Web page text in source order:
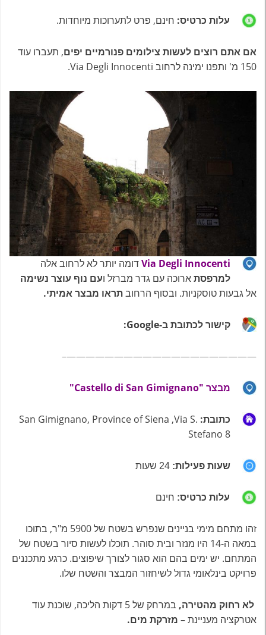
עלות כרטיס: חינם, פרט לתערוכות מיוחדות.
אם אתם רוצים לעשות צילומים פנורמיים יפים, תעברו עוד
150 מ' ותפנו ימינה לרחוב Via Degli Innocenti.
Via Degli Innocentiדומה יותר לא לרחוב אלה
למרפסתארוכה עם גדר מברזל ועם נוף עוצר נשימה
אל גבעות טוסקניות. ובסוף הרחובתראו מבצר אמיתי.
קישור לכתובת ב-Google:
————————————————————–
מבצר "Castello di San Gimignano"
כתובת: San Gimignano, Province of Siena ,Via S.
Stefano 8
שעות פעילות:
עלות כרטיס: חינם
זהו מתחם מימי בניינים שנפרש בשטח של 5900 מ"ר, בתוכו
במאה ה-14 היו מנזר ובית סוהר. תוכלו לעשות סיור בשטח של
המתחם. יש ימים בהם הוא סגור לצורך שיפוצים. כרגע מתכננים
פרויקט בינלאומי גדול לשיחזור המבצר והשטח שלו.
לא רחוק מהטירה,
במרחק של 5 דקות הליכה, שוכנת עוד
אטרקציה מעניינת – מזרקת מים.